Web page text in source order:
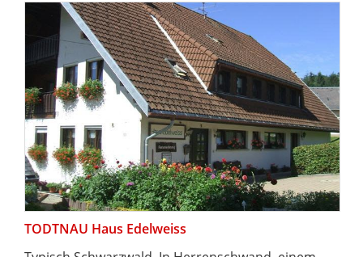
TODTNAU Haus Edelweiss